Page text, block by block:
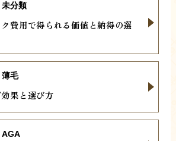
費用で得られる価値と納得の選
未分類
果と選び方
薄毛
AGA